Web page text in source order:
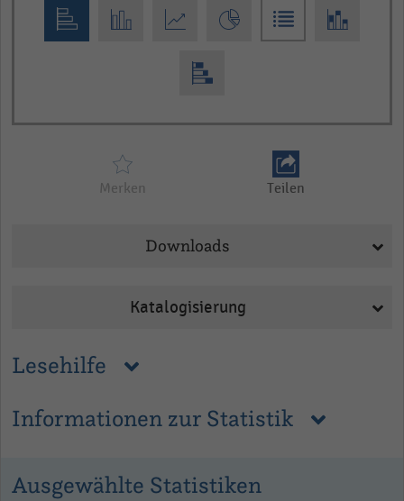
Lesehilfe
Informationen zur Statistik
interactive
Merken Teilen
Downloads
Katalogisierung
Ausgewählte Statistiken